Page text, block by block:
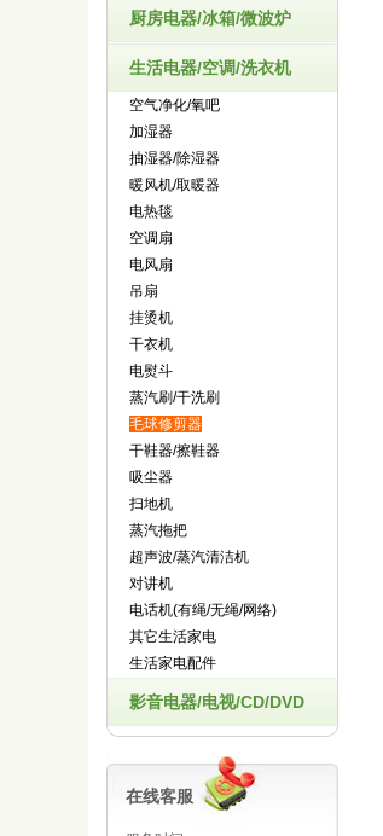
厨房电器/冰箱/微波炉
生活电器/空调/洗衣机
空气净化/氧吧
加湿器
抽湿器/除湿器
暖风机/取暖器
电热毯
空调扇
电风扇
吊扇
挂烫机
干衣机
电熨斗
蒸汽刷/干洗刷
毛球修剪器
干鞋器/擦鞋器
吸尘器
扫地机
蒸汽拖把
超声波/蒸汽清洁机
对讲机
电话机(有绳/无绳/网络)
其它生活家电
生活家电配件
影音电器/电视/CD/DVD
在线客服